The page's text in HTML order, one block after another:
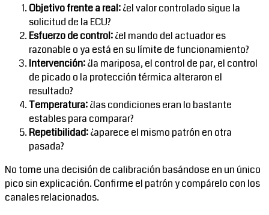
Objetivo frente a real:¿el valor controlado sigue la
solicitud de la ECU?
Esfuerzo de control:¿el mando del actuador es
razonable o ya está en su límite de funcionamiento?
Intervención:¿la mariposa, el control de par, el control
de picado o la protección térmica alteraron el
resultado?
Temperatura:¿las condiciones eran lo bastante
estables para comparar?
Repetibilidad:¿aparece el mismo patrón en otra
pasada?
No tome una decisión de calibración basándose en un único
pico sin explicación. Confirme el patrón y compárelo con los
canales relacionados.